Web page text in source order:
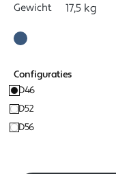
Gewicht 17,5 kg
Configuraties
D46
D52
D56